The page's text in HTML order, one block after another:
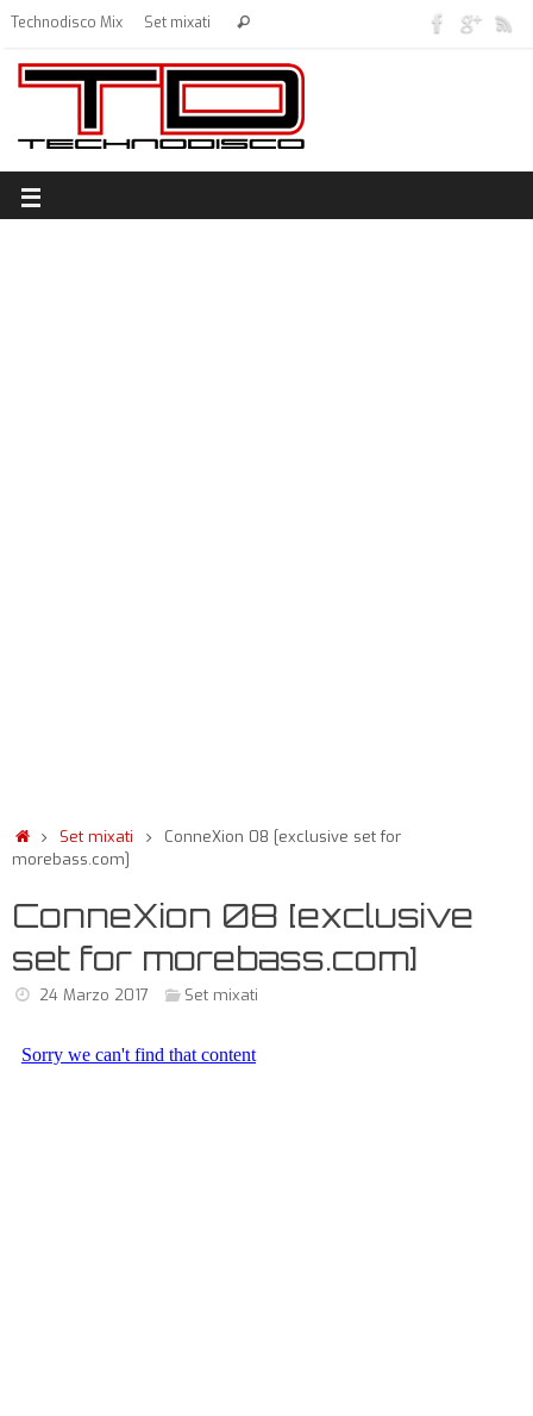
Technodisco Mix Set mixati
Set mixati
ConneXion 08 [exclusive set for
morebass.com]
ConneXion 08 [exclusive
set for morebass.com]
24 Marzo 2017 Set mixati